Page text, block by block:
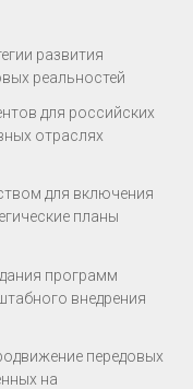
развития
реальностей
для российских
отраслях
для включения
планы
программ
внедрения
передовых
на